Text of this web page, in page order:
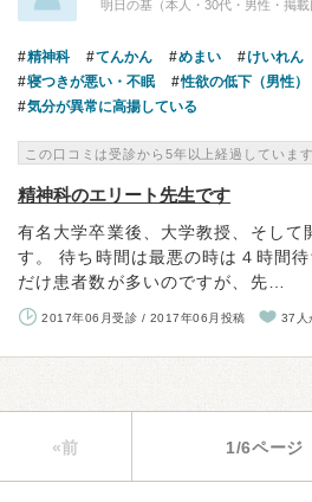
明日の基（本人・30代・男性・掲載
精神科 てんかん めまい けいれん
寝つきが悪い・不眠
性欲の低下（男性）
気分が異常に高揚している
この口コミは受診から5年以上経過しています
精神科のエリート先生です
有名大学卒業後、大学教授、そして
す。 待ち時間は最悪の時は４時間
だけ患者数が多いのですが、先…
2017年06月受診 / 2017年06月投稿 37人
«前 1/6ページ